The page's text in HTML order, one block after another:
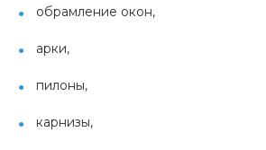
обрамление окон,
арки,
пилоны,
карнизы,